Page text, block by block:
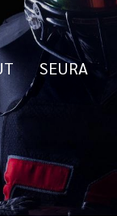
SEURA